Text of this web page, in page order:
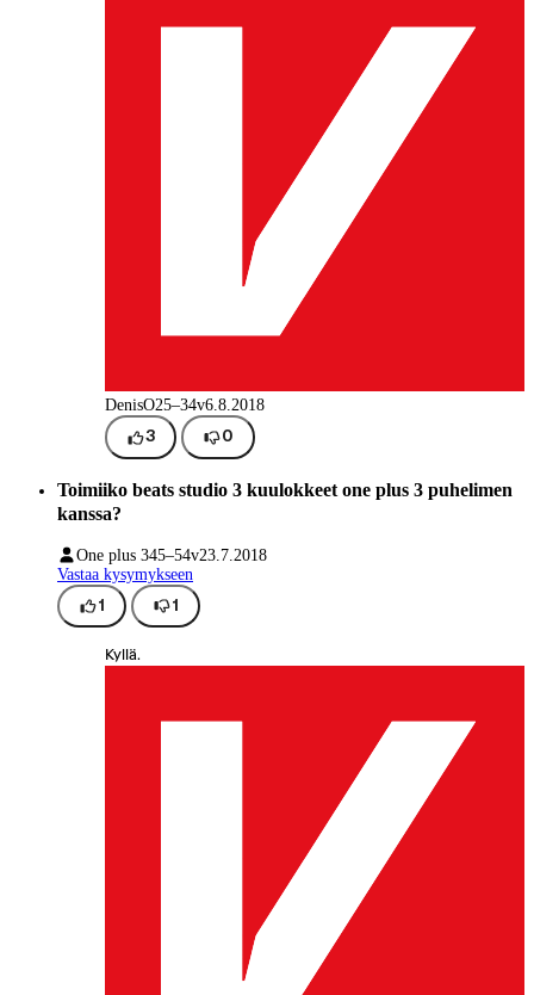
DenisO25–34v6.8.2018
3 0
Toimiiko beats studio 3 kuulokkeet one plus 3 puhelimen
kanssa?
One plus 345–54v23.7.2018
Vastaa kysymykseen
1 1
Kyllä.